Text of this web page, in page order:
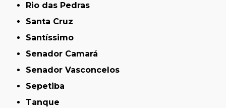
Rio das Pedras
Santa Cruz
Santíssimo
Senador Camará
Senador Vasconcelos
Sepetiba
Tanque